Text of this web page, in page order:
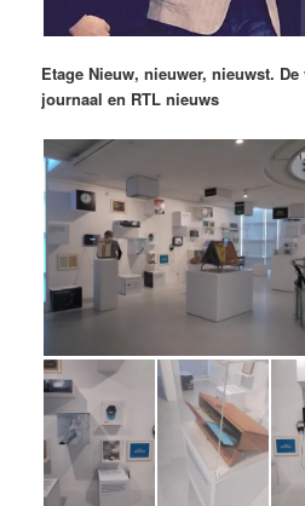
Etage Nieuw, nieuwer, nieuwst.
journaal en RTL nieuws